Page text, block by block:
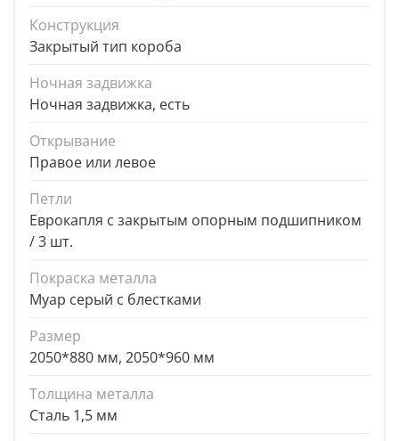
Конструкция
Закрытый тип короба
Ночная задвижка
Ночная задвижка, есть
Открывание
Правое или левое
Петли
Еврокапля с закрытым опорным подшипником
/ 3 шт.
Покраска металла
Муар серый с блестками
Размер
2050*880 мм, 2050*960 мм
Толщина металла
Сталь 1,5 мм